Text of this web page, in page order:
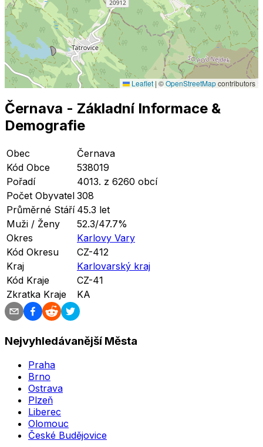
Leaflet | ©OpenStreetMapcontributors
Černava - Základní Informace &
Demografie
Obec
Černava
Kód Obce
538019
Pořadí
4013. z 6260 obcí
Počet Obyvatel 308
Průměrné Stáří 45.3 let
Muži / Ženy
52.3/47.7%
Okres
Karlovy Vary
Kód Okresu
CZ-412
Kraj
Karlovarský kraj
Kód Kraje
CZ-41
Zkratka Kraje
KA
Nejvyhledávanější Města
Praha
Brno
Ostrava
Plzeň
Liberec
Olomouc
České Budějovice